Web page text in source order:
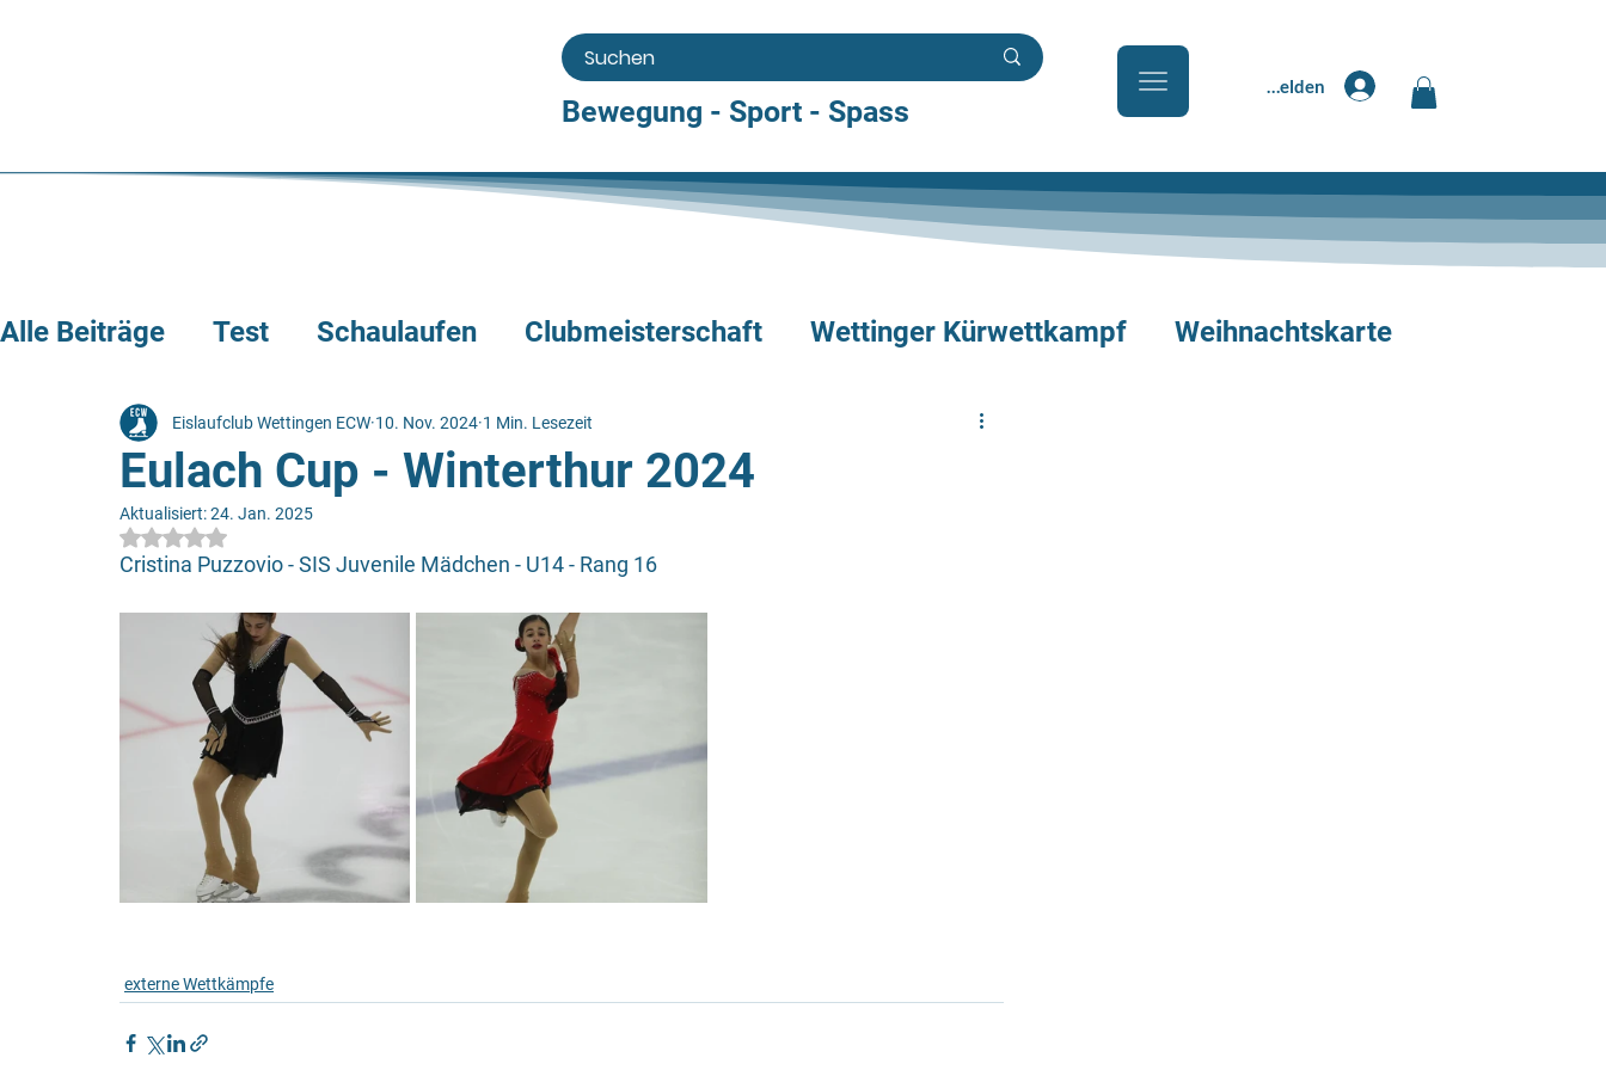
Bewegung - Sport - Spass
Anmelden
Alle Beiträge Test Schaulaufen Clubmeisterschaft Wettinger Kürwettkampf Weihnachtskarte
Presseberichte externe Wettkämpfe Kinderkurse
Eulach Cup - Winterthur 2024
Eislaufclub Wettingen ECW 10. Nov. 2024 1 Min. Lesezeit
Aktualisiert:24. Jan. 2025
Mit NaN von 5 Sternen bewertet.
Cristina Puzzovio - SIS Juvenile Mädchen - U14 - Rang 16
externe Wettkämpfe